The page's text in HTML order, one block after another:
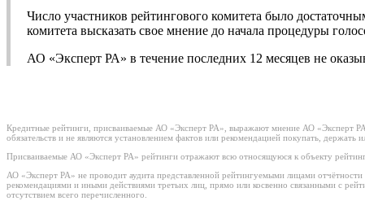
Число участников рейтингового комитета было
комитета высказать свое мнение до начала процедуры
АО «Эксперт РА» в течение последних 12 месяцев не
Кредитные рейтинги, присваиваемые АО «Эксперт РА», выражают мнение АО «Эксперт
обязательств и не являются установлением фактов или рекомендацией покупать,
Присваиваемые АО «Эксперт РА» рейтинги отражают всю относящуюся к объекту
АО «Эксперт РА» не проводит аудита представленной рейтингуемыми лицами
рекомендациями и иными действиями третьих лиц, прямо или косвенно связанными с
отсутствием всего перечисленного.